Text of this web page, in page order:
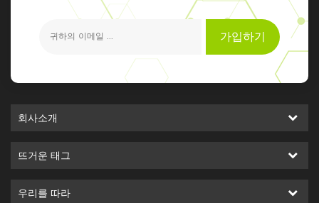
가입하기
회사소개
뜨거운 태그
우리를 따라